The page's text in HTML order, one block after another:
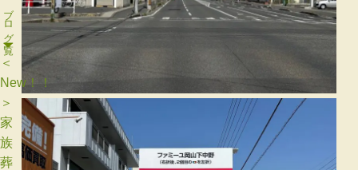
ブログ一覧
＜
New！！
＞
家
族
葬